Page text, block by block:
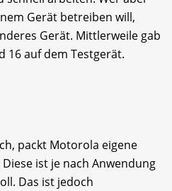
Gerät betreiben will,
Gerät. Mittlerweile gab
16 auf dem Testgerät.
packt Motorola eigene
ist je nach Anwendung
Das ist jedoch